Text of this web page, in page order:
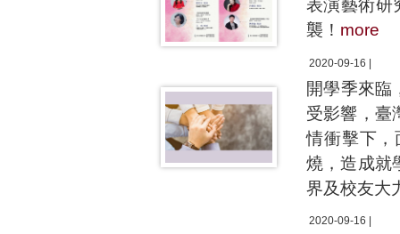
表演藝術研
襲！ more
2020-09-16 |
開學季來臨
受影響，臺
情衝擊下，
燒，造成就
界及校友大
2020-09-16 |